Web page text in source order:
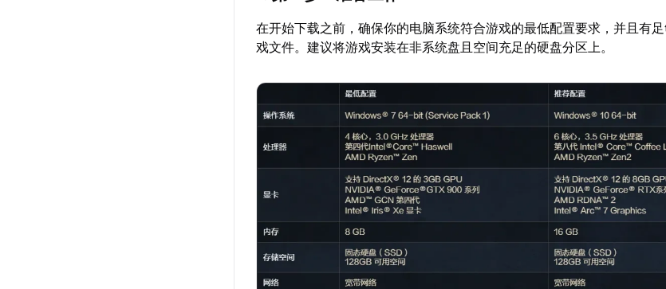
在开始下载之前，确保你的电脑系统符合游戏的最低配置要求，并且有
戏文件。建议将游戏安装在非系统盘且空间充足的硬盘分区上。